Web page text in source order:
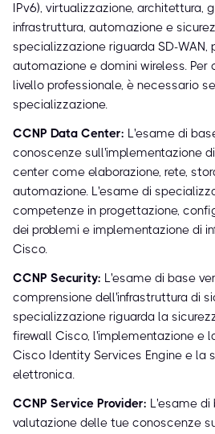
IPv6), virtualizzazione, architettura,
infrastruttura, automazione e
specializzazione riguarda SD-WAN,
automazione e domini wireless.
livello professionale, è necessario
specializzazione.
CCNP Data Center: L'esame di
conoscenze sull'implementazione
center come elaborazione, rete,
automazione. L'esame di
competenze in progettazione,
dei problemi e implementazione di
Cisco.
CCNP Security: L'esame di base
comprensione dell'infrastruttura di
specializzazione riguarda la
firewall Cisco, l'implementazione e
Cisco Identity Services Engine e la
elettronica.
CCNP Service Provider: L'esame di
valutazione delle tue conoscenze